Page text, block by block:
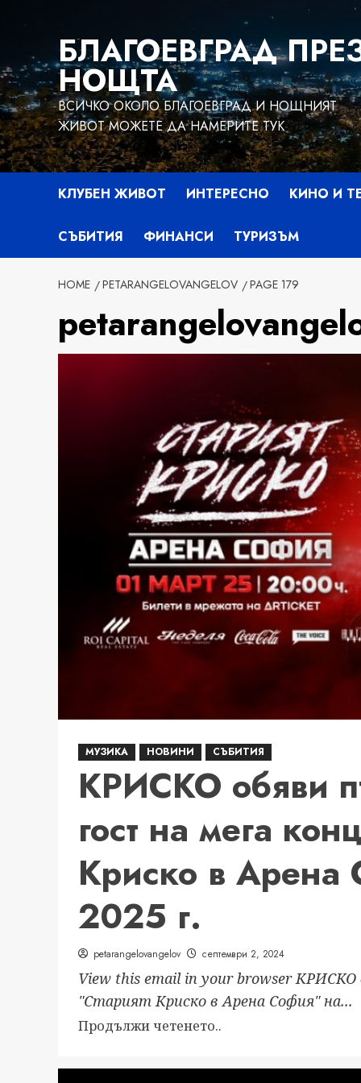
БЛАГОЕВГРАД
НОЩТА
ВСИЧКО ОКОЛО БЛАГОЕВГРАД И НОЩНИЯТ
ЖИВОТ МОЖЕТЕ ДА НАМЕРИТЕ ТУК
КЛУБЕН ЖИВОТ ИНТЕРЕСНО КИНО И
СЪБИТИЯ ФИНАНСИ ТУРИЗЪМ
HOME PETARANGELOVANGELOV PAGE 179
МУЗИКА НОВИНИ СЪБИТИЯ
КРИСКО обяви
гост на мега
Криско в Арена
2025 г.
petarangelovangelov септември 2, 2024
View this email in your browser КРИСКО
"Старият Криско в Арена София" на...
Продължи четенето..
about